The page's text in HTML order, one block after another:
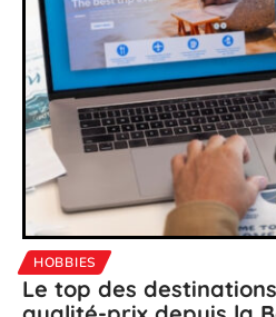
HOBBIES
Le top des